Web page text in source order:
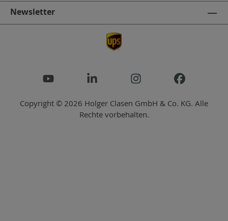
Newsletter
Copyright © 2026 Holger Clasen GmbH & Co. KG. Alle
Rechte vorbehalten.